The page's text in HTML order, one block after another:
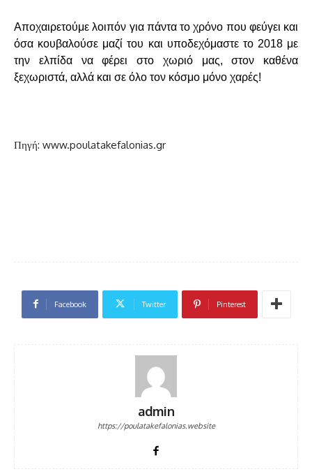
Αποχαιρετούμε λοιπόν για πάντα το χρόνο που φεύγει και
όσα κουβαλούσε μαζί του και υποδεχόμαστε το 2018 με
την ελπίδα να φέρει στο χωριό μας, στον καθένα
ξεχωριστά, αλλά και σε όλο τον κόσμο μόνο χαρές!
Πηγή: www.poulatakefalonias.gr
Facebook Twitter Pinterest
admin
https://poulatakefalonias.website